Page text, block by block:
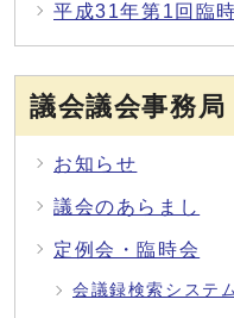
平成31年第1回臨
議会議会事務局
お知らせ
議会のあらまし
定例会・臨時会
会議録検索システ